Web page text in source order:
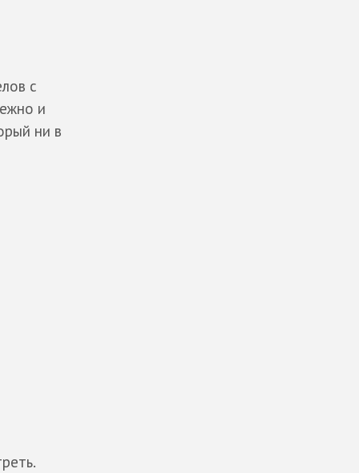
с
и
ни в